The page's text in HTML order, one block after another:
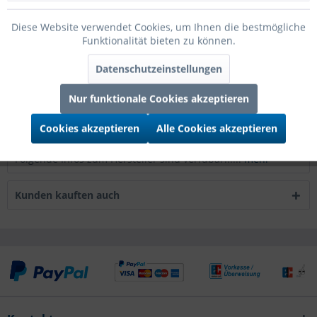
Beschreibung
Grabo Folienballon Chain of Hearts Silver Holographic Mini
35cm/14" luftgefüllt mit Stabmehr
Bewertungen
0
Bewertungen lesen, schreiben und diskutieren...mehr
Infos zum Hersteller
Folgende Infos zum Hersteller sind verfübar......mehr
Kunden kauften auch
Diese Website verwendet Cookies, um Ihnen die bestmögliche
Funktionalität bieten zu können.
Datenschutzeinstellungen
Nur funktionale Cookies akzeptieren
Cookies akzeptieren Alle Cookies akzeptieren